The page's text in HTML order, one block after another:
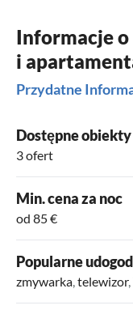
Informacje
i
Przydatne
Dostępne
3 ofert
Min. cena za noc
od 85 €
Popularne
zmywarka telewizor,